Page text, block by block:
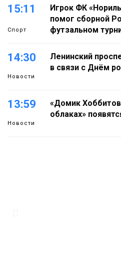
15:11
Спорт
Игрок ФК
помог сборной
футзальном
14:30
Новости
Ленинский
в связи с Днём
13:59
Новости
«Домик
облаках»